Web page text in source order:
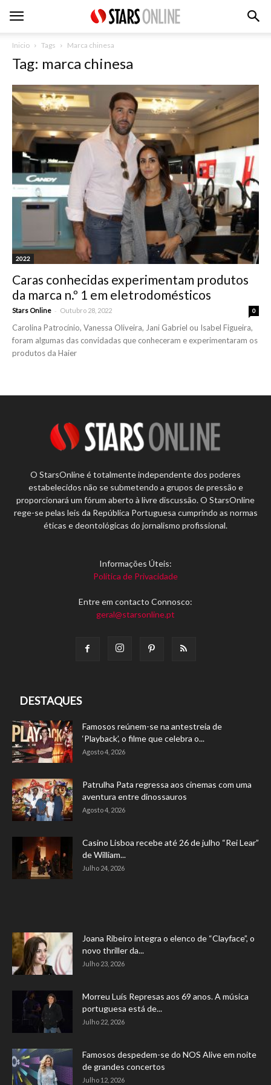
Inicio Tags Marca chinesa
Tag: marca chinesa
2022
Caras conhecidas experimentam produtos
da marca n.º 1 em eletrodomésticos
Stars Online - Outubro 28, 2022 0
Carolina Patrocínio, Vanessa Oliveira, Jani Gabriel ou Isabel Figueira,
foram algumas das convidadas que conheceram e experimentaram os
produtos da Haier
O StarsOnline é totalmente independente dos poderes
estabelecidos não se submetendo a grupos de pressão e
proporcionará um fórum aberto à livre discussão. O StarsOnline
rege-se pelas leis da República Portuguesa cumprindo as normas
éticas e deontológicas do jornalismo profissional.
Informações Úteis:
Política de Privacidade
Entre em contacto Connosco:
geral@starsonline.pt
DESTAQUES
Famosos reúnem-se na antestreia de
‘Playback’, o filme que celebra o...
Agosto 4, 2026
Patrulha Pata regressa aos cinemas com uma
aventura entre dinossauros
Agosto 4, 2026
Casino Lisboa recebe até 26 de julho “Rei Lear”
de William...
Julho 24, 2026
Joana Ribeiro integra o elenco de “Clayface”, o
novo thriller da...
Julho 23, 2026
Morreu Luís Represas aos 69 anos. A música
portuguesa está de...
Julho 22, 2026
Famosos despedem-se do NOS Alive em noite
de grandes concertos
Julho 12, 2026